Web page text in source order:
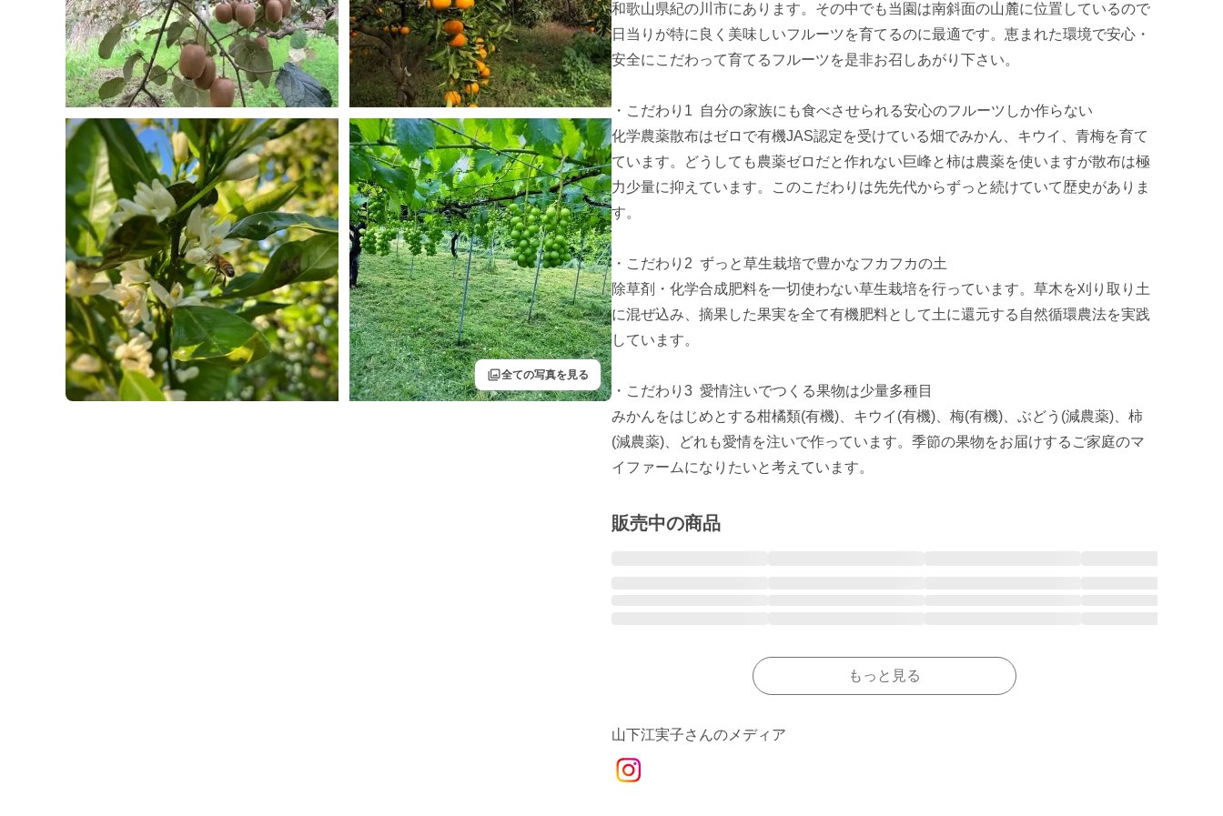
filter全ての写真を見る
和歌山県紀の川市にあります。その中でも当園は南斜面の山麓に位置しているので
日当りが特に良く美味しいフルーツを育てるのに最適です。恵まれた環境で安心・
安全にこだわって育てるフルーツを是非お召しあがり下さい。
・こだわり1  自分の家族にも食べさせられる安心のフルーツしか作らない
化学農薬散布はゼロで有機JAS認定を受けている畑でみかん、キウイ、青梅を育て
ています。どうしても農薬ゼロだと作れない巨峰と柿は農薬を使いますが散布は極
力少量に抑えています。このこだわりは先先代からずっと続けていて歴史がありま
す。
・こだわり2  ずっと草生栽培で豊かなフカフカの土
除草剤・化学合成肥料を一切使わない草生栽培を行っています。草木を刈り取り土
に混ぜ込み、摘果した果実を全て有機肥料として土に還元する自然循環農法を実践
しています。
・こだわり3  愛情注いでつくる果物は少量多種目
みかんをはじめとする柑橘類(有機)、キウイ(有機)、梅(有機)、ぶどう(減農薬)、柿
(減農薬)、どれも愛情を注いで作っています。季節の果物をお届けするご家庭のマ
販売中の商品
もっと見る
山下江実子さんのメディア